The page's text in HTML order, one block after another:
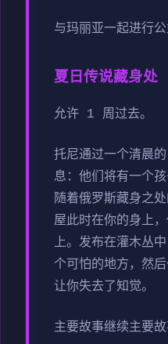
与玛丽亚一起进行公
夏日传说藏身处
允许 1 周过去。
托尼通过一个清晨
息：他们将有一个
随着俄罗斯藏身之
屋此时在你的身上
上。发布在灌木丛
个可怕的地方，然
让你失去了知觉。
主要故事继续主要